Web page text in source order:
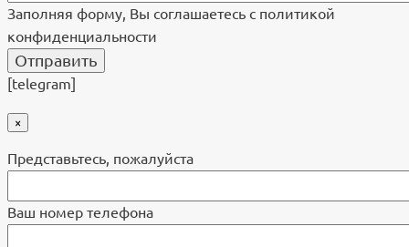
Заполняя форму, Вы соглашаетесь с политикой
конфиденциальности
[telegram]
×
Представьтесь, пожалуйста
Ваш номер телефона